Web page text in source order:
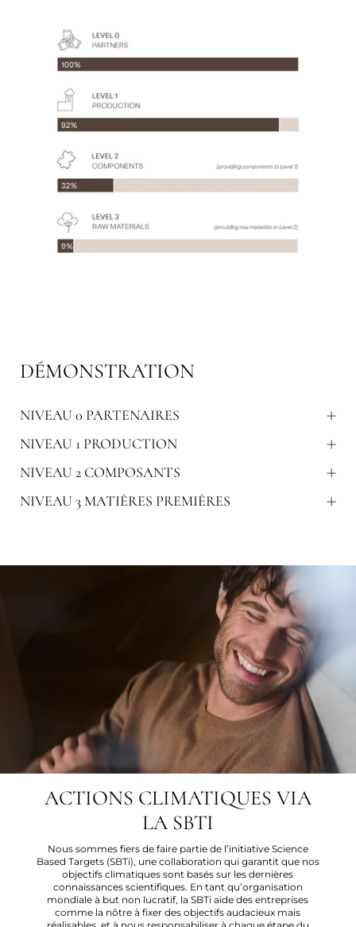
DÉMONSTRATION
NIVEAU 0 PARTENAIRES
NIVEAU 1 PRODUCTION
NIVEAU 2 COMPOSANTS
NIVEAU 3 MATIÈRES PREMIÈRES
ACTIONS CLIMATIQUES VIA
LA SBTI
Nous sommes fiers de faire partie de l’initiative Science
Based Targets (SBTi), une collaboration qui garantit que nos
objectifs climatiques sont basés sur les dernières
connaissances scientifiques. En tant qu’organisation
mondiale à but non lucratif, la SBTi aide des entreprises
comme la nôtre à fixer des objectifs audacieux mais